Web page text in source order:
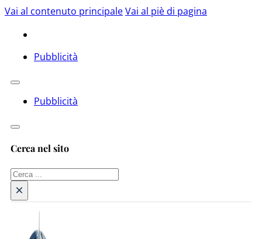
Vai al contenuto principaleVai al piè di pagina
Pubblicità
Pubblicità
Cerca nel sito
Cerca
×